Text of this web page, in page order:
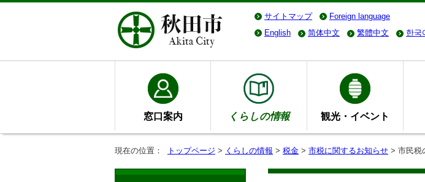
サイトマップ Foreign language
English
简体中文 繁體中文 한국
窓口案内 くらしの情報 観光・イベント
現在の位置： トップページ > くらしの情報 > 税金 > 市税に関するお知らせ > 市民税